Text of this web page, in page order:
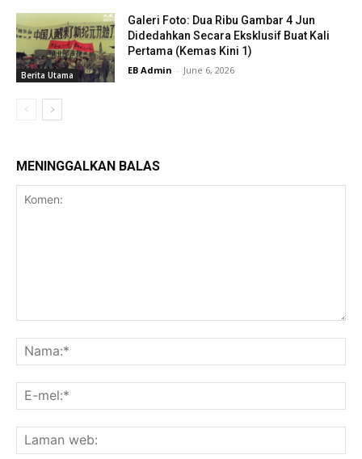
Berita Utama
Galeri Foto: Dua Ribu Gambar 4 Jun
Didedahkan Secara Eksklusif Buat Kali
Pertama (Kemas Kini 1)
EB Admin - June 6, 2026
MENINGGALKAN BALAS